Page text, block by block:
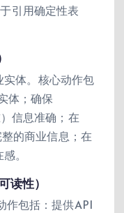
引用确定性表
实体。核心动作包
体；确保
信息准确；在
的商业信息；在
。
读性）
包括：提供API